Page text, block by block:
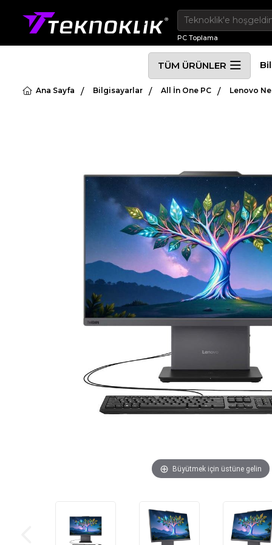
PC Toplama
TÜM ÜRÜNLER
Ana Sayfa Bilgisayarlar All İn One PC Lenovo
Büyütmek için üstüne gelin